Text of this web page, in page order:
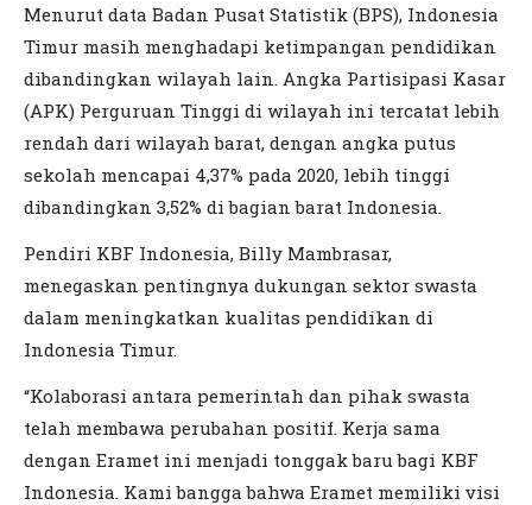
Menurut data Badan Pusat Statistik (BPS), Indonesia
Timur masih menghadapi ketimpangan pendidikan
dibandingkan wilayah lain. Angka Partisipasi Kasar
(APK) Perguruan Tinggi di wilayah ini tercatat lebih
rendah dari wilayah barat, dengan angka putus
sekolah mencapai 4,37% pada 2020, lebih tinggi
dibandingkan 3,52% di bagian barat Indonesia.
Pendiri KBF Indonesia, Billy Mambrasar,
menegaskan pentingnya dukungan sektor swasta
dalam meningkatkan kualitas pendidikan di
Indonesia Timur.
“Kolaborasi antara pemerintah dan pihak swasta
telah membawa perubahan positif. Kerja sama
dengan Eramet ini menjadi tonggak baru bagi KBF
Indonesia. Kami bangga bahwa Eramet memiliki visi